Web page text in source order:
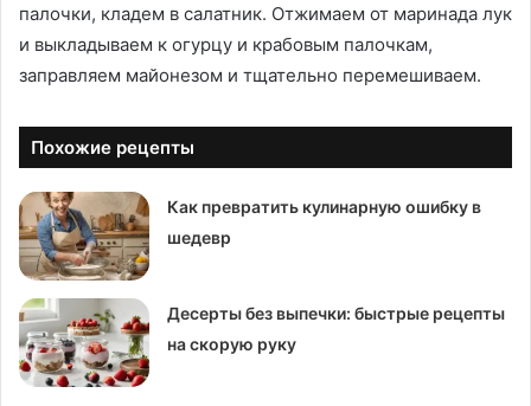
палочки, кладем в салатник. Отжимаем от маринада лук
и выкладываем к огурцу и крабовым палочкам,
заправляем майонезом и тщательно перемешиваем.
Похожие рецепты
Как превратить кулинарную ошибку в
шедевр
Десерты без выпечки: быстрые рецепты
на скорую руку